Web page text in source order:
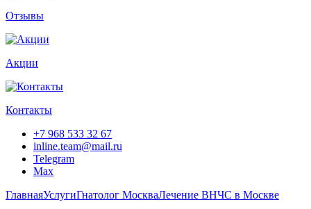
Отзывы
Акции
Контакты
+7 968 533 32 67
inline.team@mail.ru
Telegram
Max
ГлавнаяУслугиГнатолог МоскваЛечение ВНЧС в Москве